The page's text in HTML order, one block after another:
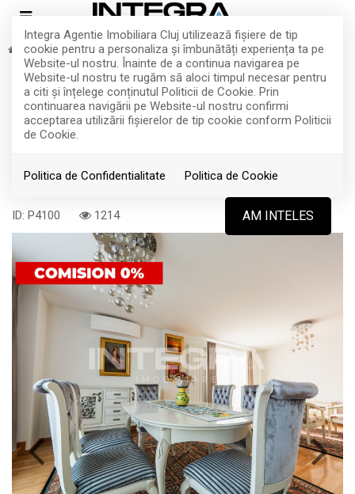
Integra Agentie Imobiliara Cluj utilizează fişiere de tip
cookie pentru a personaliza și îmbunătăți experiența ta pe
Website-ul nostru. Înainte de a continua navigarea pe
Website-ul nostru te rugăm să aloci timpul necesar pentru
a citi și înțelege conținutul Politicii de Cookie. Prin
continuarea navigării pe Website-ul nostru confirmi
acceptarea utilizării fişierelor de tip cookie conform Politicii
de Cookie.
Politica de Confidentialitate Politica de Cookie
AM INTELES
Vanzare Apartamente Cluj-Napoca Centru
Vand Penthouse In Parcul Central
Cluj | Panorama Superba | Cu
Parcare Subterana
ID: P4100 1214